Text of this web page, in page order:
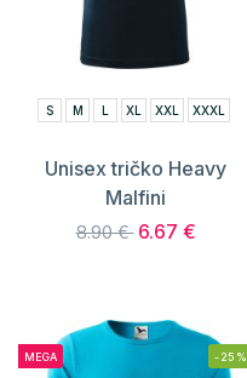
S M L XL XXL XXXL
Unisex tričko Heavy
Malfini
8.90 € 6.67 €
MEGA -25%